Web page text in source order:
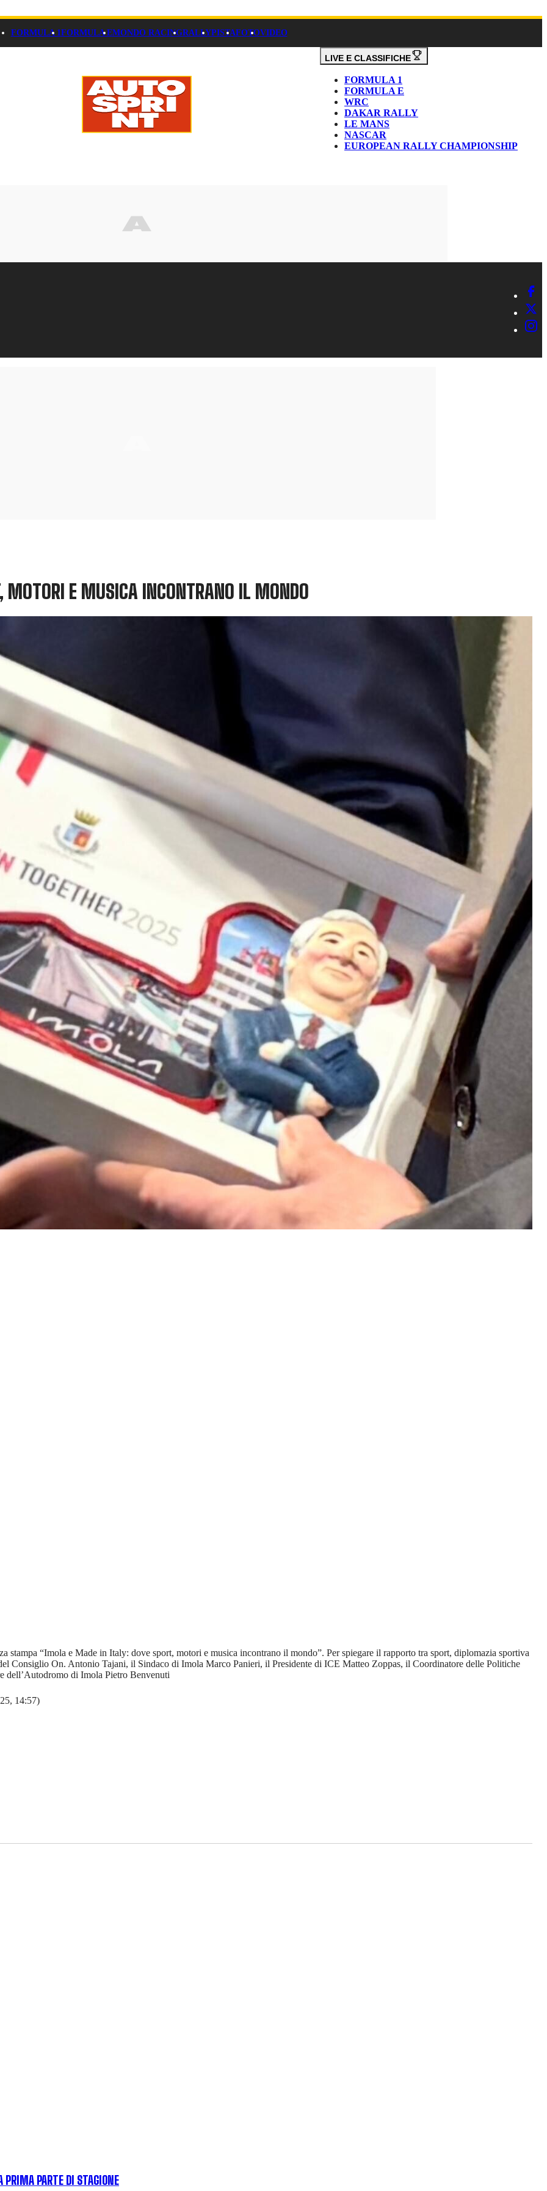
FORMULA 1FORMULA EMONDO RACINGRALLYPISTAFOTOVIDEO
LIVE E CLASSIFICHE
FORMULA 1
FORMULA E
WRC
DAKAR RALLY
LE MANS
NASCAR
EUROPEAN RALLY CHAMPIONSHIP
MOTORI E MUSICA INCONTRANO IL MONDO
stampa “Imola e Made in Italy: dove sport, motori e musica incontrano il mondo”. Per spiegare il rapporto tra sport, diplomazia sportiva
Consiglio On. Antonio Tajani, il Sindaco di Imola Marco Panieri, il Presidente di ICE Matteo Zoppas, il Coordinatore delle Politiche
dell’Autodromo di Imola Pietro Benvenuti
14:57)
PRIMA PARTE DI STAGIONE